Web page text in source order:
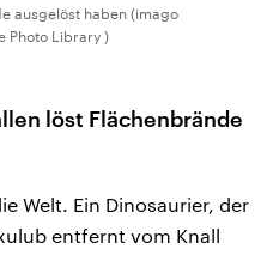
ausgelöst haben (imago
Photo Library )
löst Flächenbrände
Welt. Ein Dinosaurier, der
entfernt vom Knall